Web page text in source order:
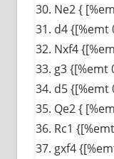
30. Ne2 {
31. d4 {[%emt
32. Nxf4
33. g3 {[%emt
34. d5 {[%emt
35. Qe2 {
36. Rc1
37. gxf4